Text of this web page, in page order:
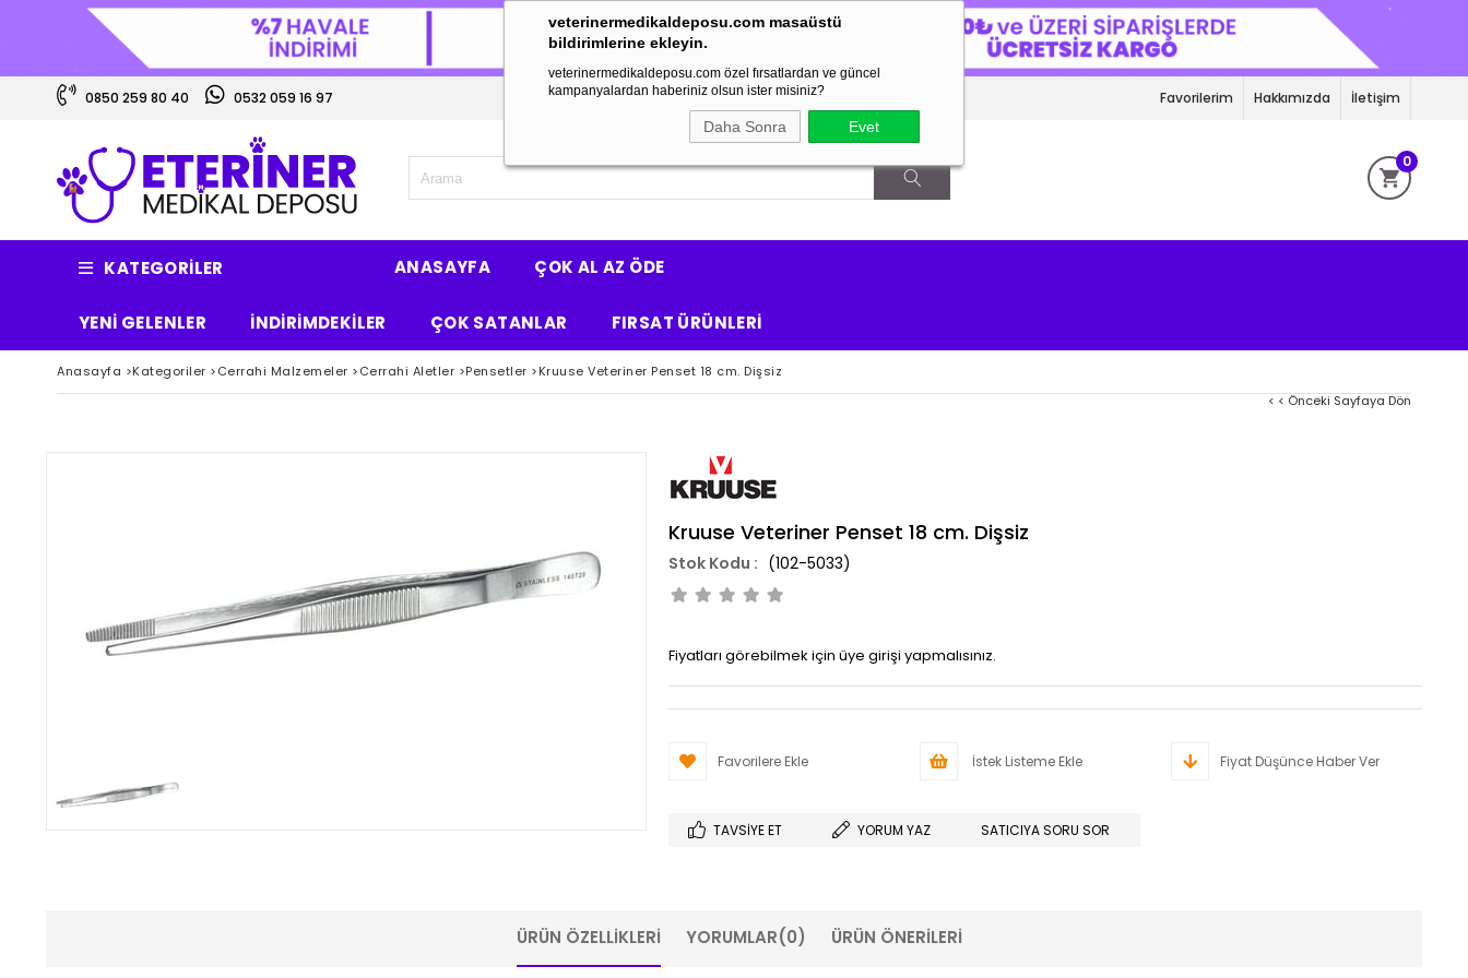
veterinermedikaldeposu.com masaüstü
bildirimlerine ekleyin.
veterinermedikaldeposu.com özel fırsatlardan ve güncel
kampanyalardan haberiniz olsun ister misiniz?
Daha Sonra Evet
0850 259 80 40 0532 059 16 97 Hakkımızda İletişim
Favorilerim
0
KATEGORILER ANASAYFA ÇOK AL AZ ÖDE
YENİ GELENLER İNDİRİMDEKİLER ÇOK SATANLAR FIRSAT ÜRÜNLERİ
Anasayfa >Kategoriler >Cerrahi Malzemeler >Cerrahi Aletler >Pensetler >Kruuse Veteriner Penset 18 cm. Dişsiz
< < Önceki Sayfaya Dön
Kruuse Veteriner Penset 18 cm. Dişsiz
(102-5033)
Fiyatları görebilmek için üye girişi yapmalısınız.
Favorilere Ekle İstek Listeme Ekle Fiyat Düşünce Haber Ver
TAVSIYE ET YORUM YAZ SATICIYA SORU SOR
ÜRÜN ÖZELLIKLERI YORUMLAR(0) ÜRÜN ÖNERILERI